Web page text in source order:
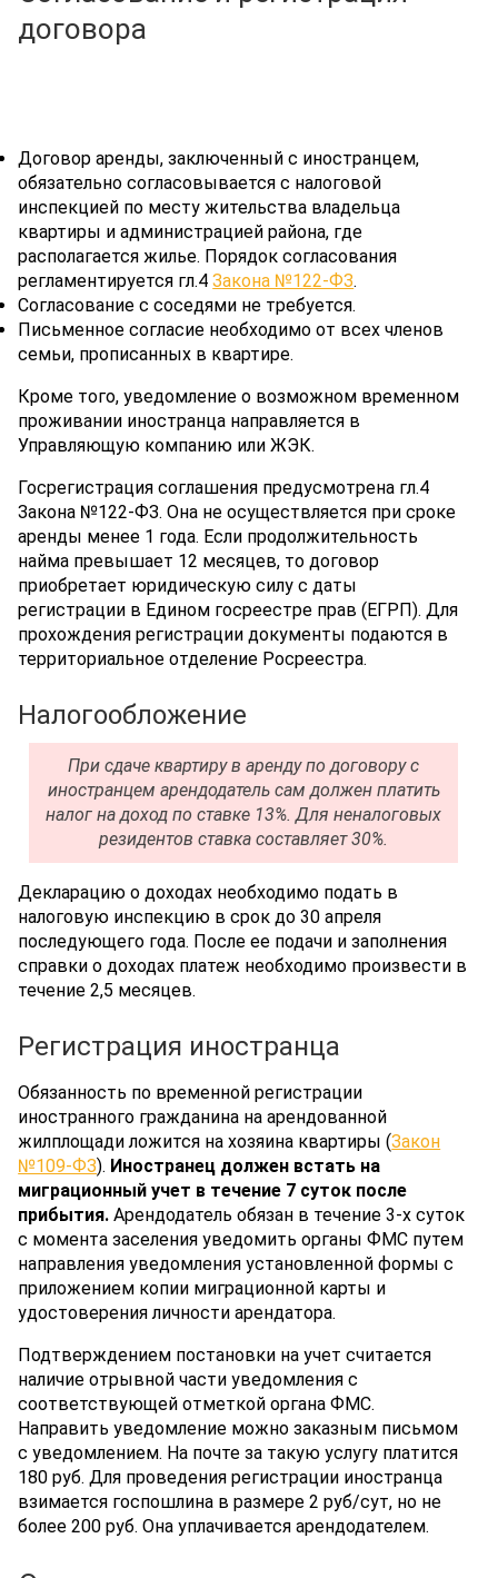
договора
Договор аренды, заключенный с иностранцем,
обязательно согласовывается с налоговой
инспекцией по месту жительства владельца
квартиры и администрацией района, где
располагается жилье. Порядок согласования
регламентируется гл.4Закона №122-ФЗ.
Согласование с соседями не требуется.
Письменное согласие необходимо от всех членов
семьи, прописанных в квартире.
Кроме того, уведомление о возможном временном
проживании иностранца направляется в
Управляющую компанию или ЖЭК.
Госрегистрация соглашения предусмотрена гл.4
Закона №122-ФЗ. Она не осуществляется при сроке
аренды менее 1 года. Если продолжительность
найма превышает 12 месяцев, то договор
приобретает юридическую силу с даты
регистрации в Едином госреестре прав (ЕГРП). Для
прохождения регистрации документы подаются в
территориальное отделение Росреестра.
Налогообложение
При сдаче квартиру в аренду по договору с
иностранцем арендодатель сам должен платить
налог на доход по ставке 13%. Для неналоговых
резидентов ставка составляет 30%.
Декларацию о доходах необходимо подать в
налоговую инспекцию в срок до 30 апреля
последующего года. После ее подачи и заполнения
справки о доходах платеж необходимо произвести в
течение 2,5 месяцев.
Регистрация иностранца
Обязанность по временной регистрации
иностранного гражданина на арендованной
жилплощади ложится на хозяина квартиры (Закон
№109-ФЗ). Иностранец должен встать на
миграционный учет в течение 7 суток после
прибытия. Арендодатель обязан в течение 3-х суток
с момента заселения уведомить органы ФМС путем
направления уведомления установленной формы с
приложением копии миграционной карты и
удостоверения личности арендатора.
Подтверждением постановки на учет считается
наличие отрывной части уведомления с
соответствующей отметкой органа ФМС.
Направить уведомление можно заказным письмом
с уведомлением. На почте за такую услугу платится
180 руб. Для проведения регистрации иностранца
взимается госпошлина в размере 2 руб/сут, но не
более 200 руб. Она уплачивается арендодателем.